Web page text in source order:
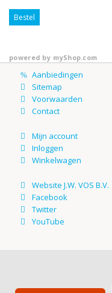
Bestel
powered by myShop.com